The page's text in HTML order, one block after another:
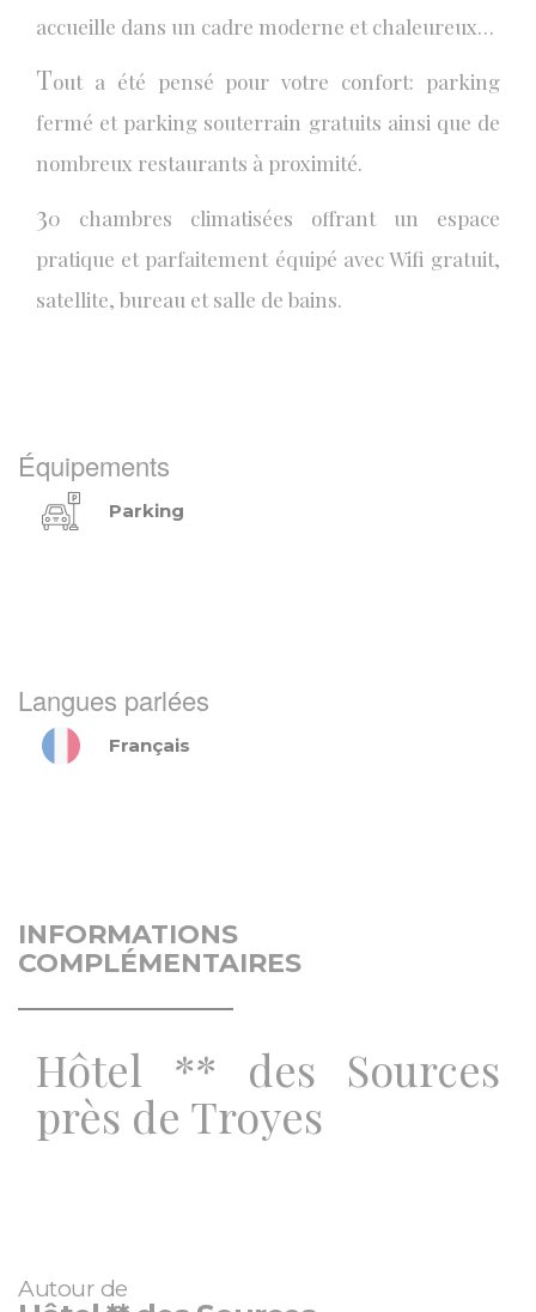
accueille dans un cadre moderne et chaleureux…
Tout a été pensé pour votre confort: parking
fermé et parking souterrain gratuits ainsi que de
nombreux restaurants à proximité.
30 chambres climatisées offrant un espace
pratique et parfaitement équipé avec Wifi gratuit,
satellite, bureau et salle de bains.
Équipements
Parking
Langues parlées
Français
INFORMATIONS
COMPLÉMENTAIRES
Hôtel ** des Sources
près de Troyes
Autour de